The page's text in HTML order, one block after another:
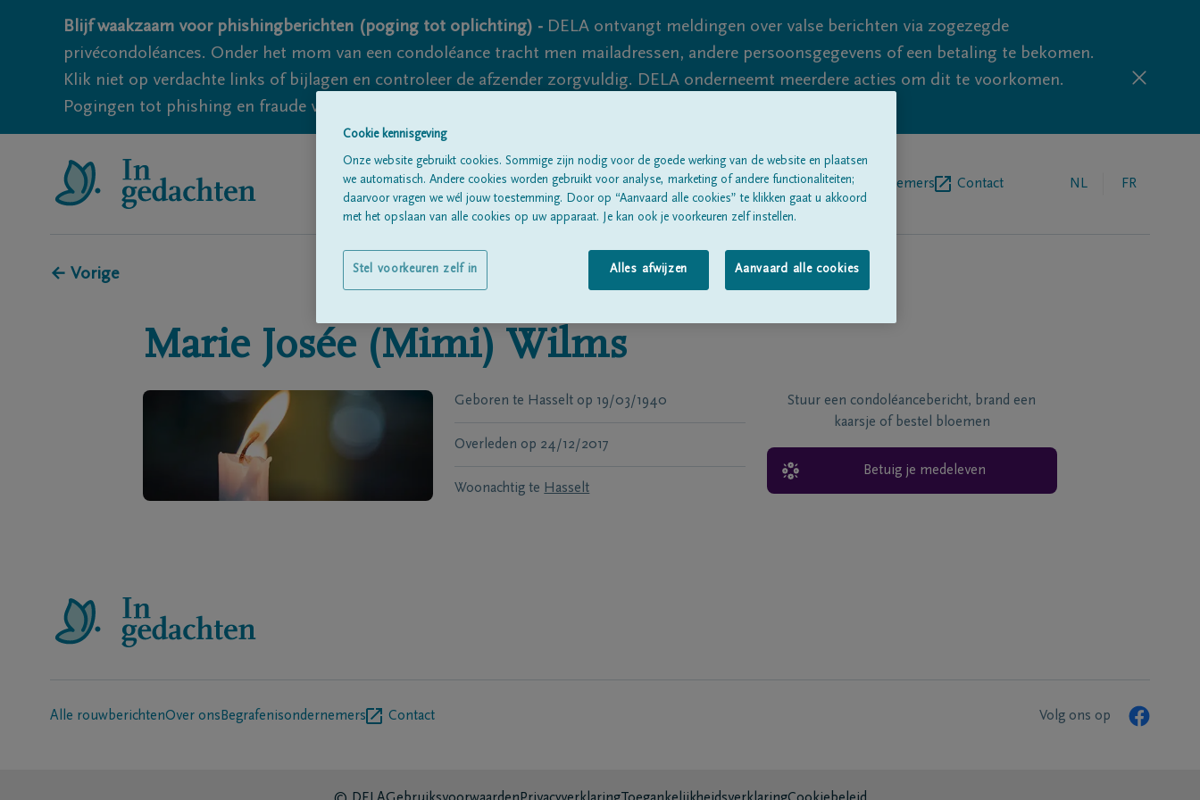
Blijf waakzaam voor phishingberichten (poging tot oplichting) - DELA ontvangt meldingen over valse berichten via zogezegde
privécondoléances. Onder het mom van een condoléance tracht men mailadressen, andere persoonsgegevens of een betaling te bekomen.
Klik niet op verdachte links of bijlagen en controleer de afzender zorgvuldig. DELA onderneemt meerdere acties om dit te voorkomen.
Pogingen tot phishing en fraude vallen echter nooit volledig uit te sluiten, dus blijf waakzaam.
Alle rouwberichten Over onsBegrafenisondernemers Contact NL FR
← Vorige
Marie Josée (Mimi) Wilms
Geboren te Hasselt op 19/03/1940
Overleden op 24/12/2017
Woonachtig te Hasselt
Stuur een condoléancebericht, brand een
kaarsje of bestel bloemen
Betuig je medeleven
Alle rouwberichtenOver ons Begrafenisondernemers Contact Volg ons op
Cookie kennisgeving
Onze website gebruikt cookies. Sommige zijn nodig voor de goede werking van de website en plaatsen
we automatisch. Andere cookies worden gebruikt voor analyse, marketing of andere functionaliteiten;
daarvoor vragen we wél jouw toestemming. Door op “Aanvaard alle cookies” te klikken gaat u akkoord
met het opslaan van alle cookies op uw apparaat. Je kan ook je voorkeuren zelf instellen.
Alles afwijzen Aanvaard alle cookies
Stel voorkeuren zelf in